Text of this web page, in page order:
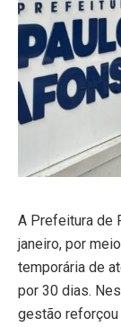
A Prefeitura de
janeiro, por
temporária de
por 30 dias.
gestão reforçou